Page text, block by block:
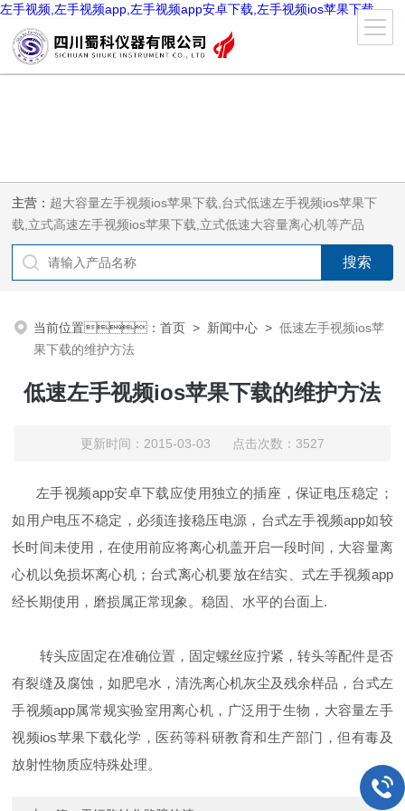
左手视频,左手视频app,左手视频app安卓下载,左手视频ios苹果下载
主营： 超大容量左手视频ios苹果下载,台式低速左手视频ios苹果下
载,立式高速左手视频ios苹果下载,立式低速大容量离心机等产品
当前位置：首页 > 新闻中心 >低速左手视频ios苹
果下载的维护方法
低速左手视频ios苹果下载的维护方法
更新时间：2015-03-03 点击次数：3527
左手视频app安卓下载应使用独立的插座，保证电压稳定；
如用户电压不稳定，必须连接稳压电源，台式左手视频app如较
长时间未使用，在使用前应将离心机盖开启一段时间，大容量离
心机以免损坏离心机；台式离心机要放在结实、式左手视频app
经长期使用，磨损属正常现象。稳固、水平的台面上.
转头应固定在准确位置，固定螺丝应拧紧，转头等配件是否
有裂缝及腐蚀，如肥皂水，清洗离心机灰尘及残余样品，台式左
手视频app属常规实验室用离心机，广泛用于生物，大容量左手
视频ios苹果下载化学，医药等科研教育和生产部门，但有毒及
放射性物质应特殊处理。